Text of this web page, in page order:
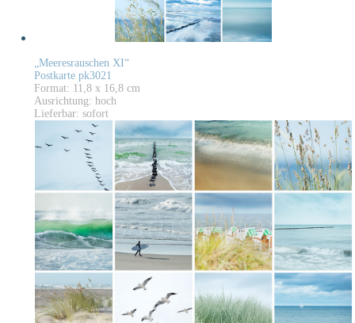
„Meeresrauschen XI“
Postkarte pk3021
Format: 11,8 x 16,8 cm
Ausrichtung: hoch
Lieferbar: sofort